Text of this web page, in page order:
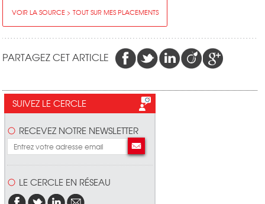
VOIR LA SOURCE > TOUT SUR MES PLACEMENTS
PARTAGEZ CET ARTICLE
SUIVEZ LE CERCLE
RECEVEZ NOTRE NEWSLETTER
LE CERCLE EN RÉSEAU